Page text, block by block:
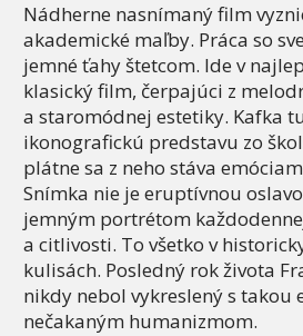
Nádherne nasnímaný film
akademické maľby. Práca so
jemné ťahy štetcom. Ide v
klasický film, čerpajúci z
a staromódnej estetiky. Kafka
ikonografickú predstavu zo
plátne sa z neho stáva
Snímka nie je eruptívnou
jemným portrétom
a citlivosti. To všetko v
kulisách. Posledný rok života
nikdy nebol vykreslený s takou
nečakaným humanizmom.